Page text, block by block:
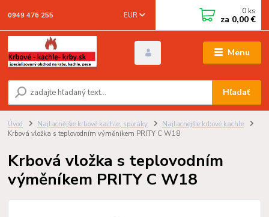
Menu
EUR
Hľadať
0949 476 255 0 ks
za 0,00 €
Úvod Najlacnějšie krbové kachle, sporáky
Najlacnejšie krbové kachle
Krbová vložka s teplovodním výměníkem PRITY C W18
Krbová vložka s teplovodním
výměníkem PRITY C W18